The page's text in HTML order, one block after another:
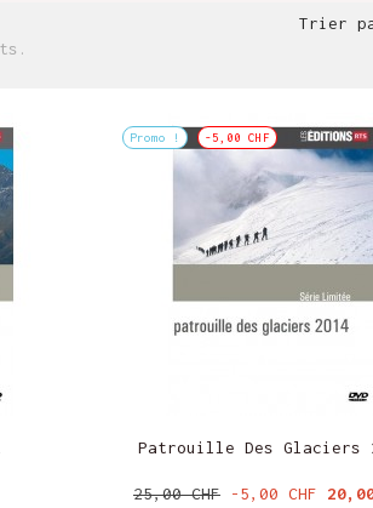
Trier
Promo ! -5,00 CHF
Patrouille Des Glaciers
Prix
25,00 CHF -5,00 CHF Prix